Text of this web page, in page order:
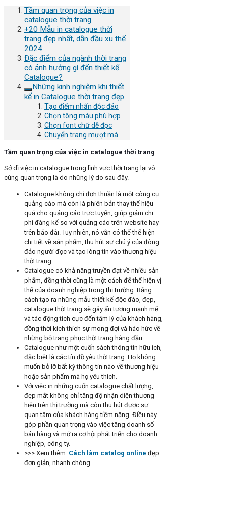
Tầm quan trọng của việc in
catalogue thời trang
+20 Mẫu in catalogue thời
trang đẹp nhất, dẫn đầu xu thế
2024
Đặc điểm của ngành thời trang
có ảnh hưởng gì đến thiết kế
Catalogue?
Những kinh nghiệm khi thiết
kế in Catalogue thời trang đẹp
Tạo điểm nhấn độc đáo
Chọn tông màu phù hợp
Chọn font chữ dễ đọc
Chuyển trang mượt mà
Tầm quan trọng của việc in catalogue thời trang
Sở dĩ việc in catalogue trong lĩnh vực thời trang lại vô
cùng quan trọng là do những lý do sau đây.
Catalogue không chỉ đơn thuần là một công cụ
quảng cáo mà còn là phiên bản thay thế hiệu
quả cho quảng cáo trực tuyến, giúp giảm chi
phí đáng kể so với quảng cáo trên website hay
trên báo đài. Tuy nhiên, nó vẫn có thể thể hiện
chi tiết về sản phẩm, thu hút sự chú ý của đông
đảo người đọc và tạo lòng tin vào thương hiệu
thời trang.
Catalogue có khả năng truyền đạt về nhiều sản
phẩm, đồng thời cũng là một cách để thể hiện vị
thế của doanh nghiệp trong thị trường. Bằng
cách tạo ra những mẫu thiết kế độc đáo, đẹp,
catalogue thời trang sẽ gây ấn tượng mạnh mẽ
và tác động tích cực đến tâm lý của khách hàng,
đồng thời kích thích sự mong đợi và háo hức về
những bộ trang phục thời trang hàng đầu.
Catalogue như một cuốn sách thông tin hữu ích,
đặc biệt là các tín đồ yêu thời trang. Họ không
muốn bỏ lỡ bất kỳ thông tin nào về thương hiệu
hoặc sản phẩm mà họ yêu thích.
Với việc in những cuốn catalogue chất lượng,
đẹp mắt không chỉ tăng độ nhận diện thương
hiệu trên thị trường mà còn thu hút được sự
quan tâm của khách hàng tiềm năng. Điều này
góp phần quan trọng vào việc tăng doanh số
bán hàng và mở ra cơ hội phát triển cho doanh
nghiệp, công ty.
>>> Xem thêm: Cách làm catalog online đẹp
đơn giản, nhanh chóng